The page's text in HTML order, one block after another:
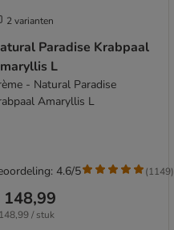
2 varianten
Paradise Krabpaal
L
- Natural Paradise
Amaryllis L
148,99
/ stuk
4.6/5 (1149)